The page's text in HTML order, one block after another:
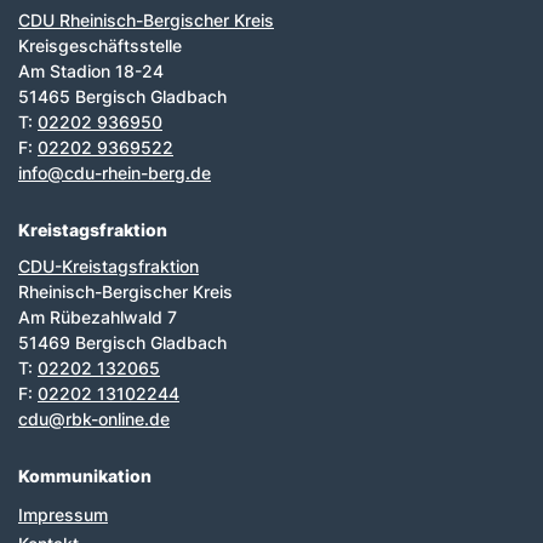
CDU Rheinisch-Bergischer Kreis
Kreisgeschäftsstelle
Am Stadion 18-24
51465 Bergisch Gladbach
T: 02202 936950
F: 02202 9369522
info@cdu-rhein-berg.de
Kreistagsfraktion
CDU-Kreistagsfraktion
Rheinisch-Bergischer Kreis
Am Rübezahlwald 7
51469 Bergisch Gladbach
T: 02202 132065
F: 02202 13102244
cdu@rbk-online.de
Kommunikation
Impressum